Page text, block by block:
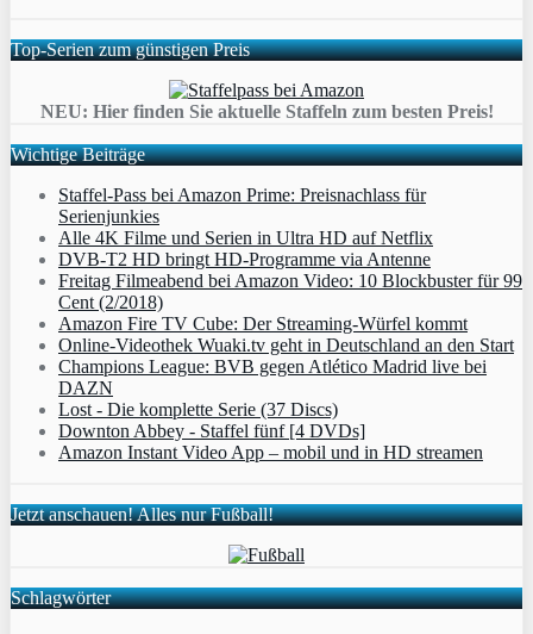
Top-Serien zum günstigen Preis
NEU: Hier finden Sie aktuelle Staffeln zum besten Preis!
Wichtige Beiträge
Staffel-Pass bei Amazon Prime: Preisnachlass für
Serienjunkies
Alle 4K Filme und Serien in Ultra HD auf Netflix
DVB-T2 HD bringt HD-Programme via Antenne
Freitag Filmeabend bei Amazon Video: 10 Blockbuster für 99
Cent (2/2018)
Amazon Fire TV Cube: Der Streaming-Würfel kommt
Online-Videothek Wuaki.tv geht in Deutschland an den Start
Champions League: BVB gegen Atlético Madrid live bei
DAZN
Lost - Die komplette Serie (37 Discs)
Downton Abbey - Staffel fünf [4 DVDs]
Amazon Instant Video App – mobil und in HD streamen
Jetzt anschauen! Alles nur Fußball!
Schlagwörter